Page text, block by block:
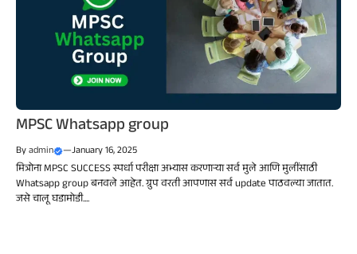
MPSC Whatsapp group
Byadmin —January 16, 2025
मित्रोना MPSC SUCCESS स्पर्धा परीक्षा अभ्यास करणाऱ्या सर्व मुले आणि मुलींसाठी
Whatsapp group बनवले आहेत. ग्रुप वरती आपणास सर्व update पाठवल्या जातात.
जसे चालू घडामोडी....